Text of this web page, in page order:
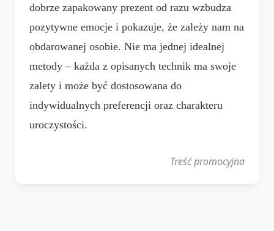
dobrze zapakowany prezent od razu wzbudza
pozytywne emocje i pokazuje, że zależy nam na
obdarowanej osobie. Nie ma jednej idealnej
metody – każda z opisanych technik ma swoje
zalety i może być dostosowana do
indywidualnych preferencji oraz charakteru
uroczystości.
Treść promocyjna